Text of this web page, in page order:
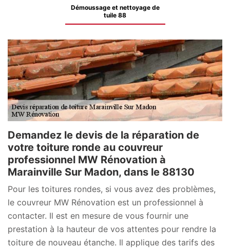
Démoussage et nettoyage de
tuile 88
Demandez le devis de la réparation de
votre toiture ronde au couvreur
professionnel MW Rénovation à
Marainville Sur Madon, dans le 88130
Pour les toitures rondes, si vous avez des problèmes,
le couvreur MW Rénovation est un professionnel à
contacter. Il est en mesure de vous fournir une
prestation à la hauteur de vos attentes pour rendre la
toiture de nouveau étanche. Il applique des tarifs des